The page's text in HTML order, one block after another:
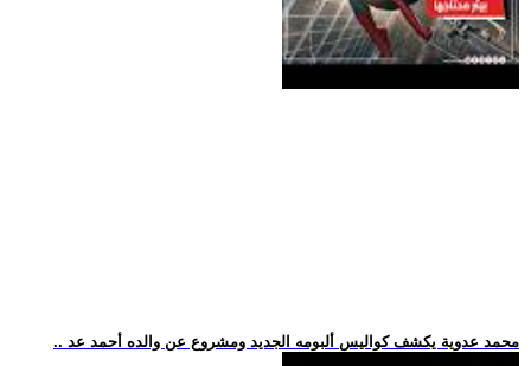
.. محمد عدوية يكشف كواليس ألبومه الجديد ومشروع عن والده أحمد عد